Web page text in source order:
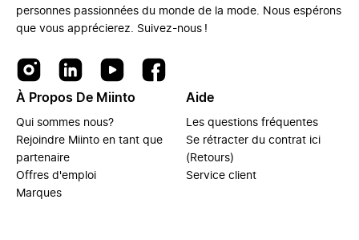
personnes passionnées du monde de la mode. Nous espérons
que vous apprécierez. Suivez-nous !
À Propos De Miinto
Qui sommes nous?
Rejoindre Miinto en tant que
partenaire
Offres d'emploi
Marques
Aide
Les questions fréquentes
Se rétracter du contrat ici
(Retours)
Service client